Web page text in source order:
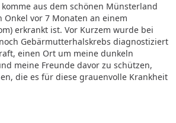
aus dem schönen Münsterland
vor 7 Monaten an einem
erkrankt ist. Vor Kurzem wurde bei
Gebärmutterhalskrebs diagnostiziert
einen Ort um meine dunkeln
meine Freunde davor zu schützen,
die es für diese grauenvolle Krankheit